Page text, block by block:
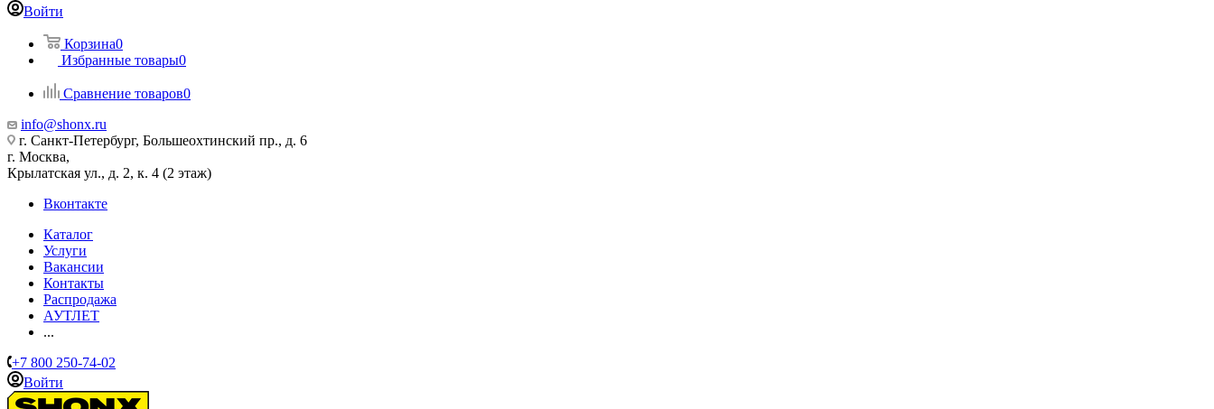
Войти
Корзина0
Избранные товары0
Сравнение товаров0
info@shonx.ru
г. Санкт-Петербург, Большеохтинский пр., д. 6
г. Москва,
Крылатская ул., д. 2, к. 4 (2 этаж)
Вконтакте
Каталог
Услуги
Вакансии
Контакты
Распродажа
АУТЛЕТ
...
+7 800 250-74-02
Войти